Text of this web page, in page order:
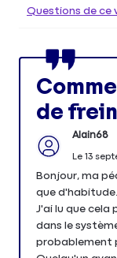
Questions de ce
de frein
Alain68
Le 13
Bonjour, ma
que d'habitude.
J'ai lu que cela
dans le
probablement